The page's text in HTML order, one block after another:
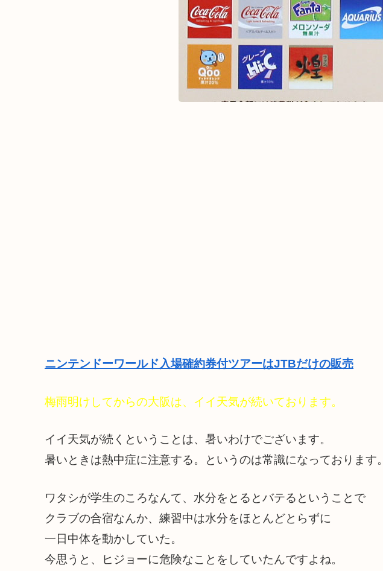
ニンテンドーワールド入場確約券付ツアーはJTBだけの販売
梅雨明けしてからの大阪は、イイ天気が続いております。
イイ天気が続くということは、暑いわけでございます。
暑いときは熱中症に注意する。というのは常識になっております。
ワタシが学生のころなんて、水分をとるとバテるということで
クラブの合宿なんか、練習中は水分をほとんどとらずに
一日中体を動かしていた。
今思うと、ヒジョーに危険なことをしていたんですよね。